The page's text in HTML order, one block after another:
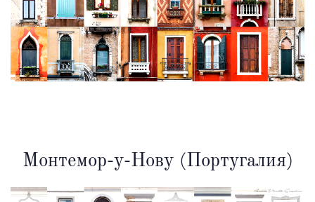
Монтемор-у-Нову (Португалия)